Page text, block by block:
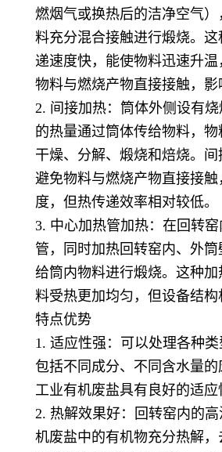
燃烟气或换热后的洁净空气
料充分混合接触进行煅烧。
递速度快，能使物料迅速升
物料与燃烧产物直接接触，影
2. 间接加热：筒体外侧设有
的热量通过筒体传给物料，
干燥、分解、煅烧和焙烧。
避免物料与燃烧产物直接接
度，但热传递效率相对较低。
3. 中心加热管加热：在回转
管，同时加热回转窑内、外
给筒内物料进行煅烧。这种
料受热更加均匀，但设备结构
特点优势
1. 适应性强：可以处理各种类
包括不同成分、不同含水量
工业有机废盐具有良好的适应
2. 热解效果好：回转窑内的
机废盐中的有机物充分热解